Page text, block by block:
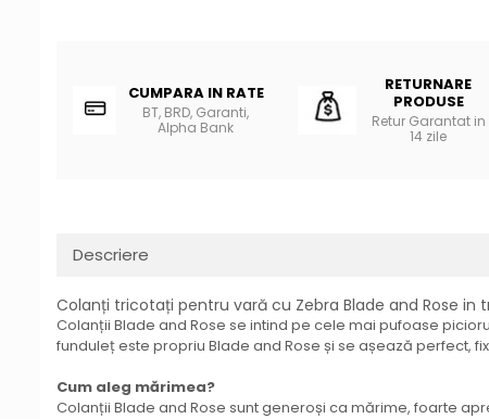
CUMPARA IN RATE
BT, BRD, Garanti,
Alpha Bank
RETURNARE
PRODUSE
Retur Garantat in
14 zile
Descriere
Colanți tricotați pentru vară cu Zebra Blade and Rose in
Colanții Blade and Rose se intind pe cele mai pufoase
funduleț este propriu Blade and Rose și se așează perfect,
Cum aleg mărimea?
Colanții Blade and Rose sunt generoși ca mărime, foarte